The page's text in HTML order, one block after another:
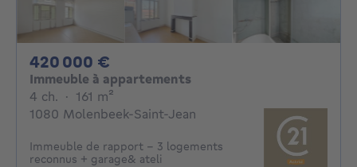
420 000 €
Immeuble à appartements
4 ch. 4 chambres
· 161 m²
1080 Molenbeek-Saint-Jean
Immeuble de rapport – 3 logements
reconnus + garage& ateli